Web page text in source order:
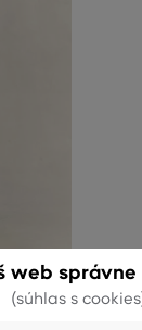
PIQUE
web
(súhlas s